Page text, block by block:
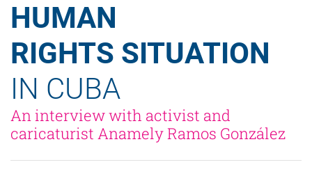
HUMAN
RIGHTS SITUATION
IN CUBA
An interview with activist and
caricaturist Anamely Ramos González